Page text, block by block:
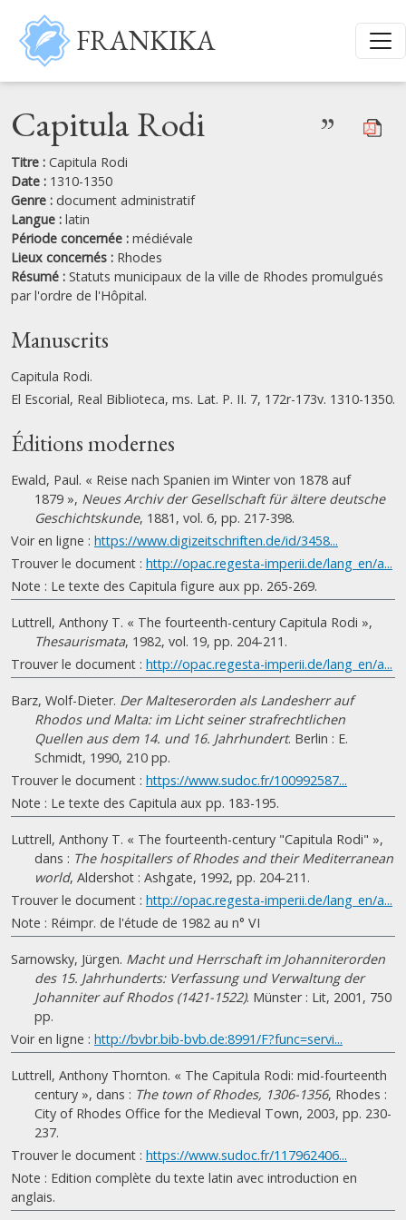
Aller au contenu principal
FRANKIKA
Capitula Rodi ”
Titre : Capitula Rodi
Date : 1310-1350
Genre : document administratif
Langue : latin
Période concernée : médiévale
Lieux concernés : Rhodes
Résumé : Statuts municipaux de la ville de Rhodes promulgués
par l'ordre de l'Hôpital.
Manuscrits
Capitula Rodi.
El Escorial, Real Biblioteca, ms. Lat. P. II. 7, 172r-173v. 1310-1350.
Éditions modernes
Ewald, Paul. « Reise nach Spanien im Winter von 1878 auf
1879 », Neues Archiv der Gesellschaft für ältere deutsche
Geschichtskunde, 1881, vol. 6, pp. 217-398.
Voir en ligne : https://www.digizeitschriften.de/id/3458...
Trouver le document : http://opac.regesta-imperii.de/lang_en/a...
Note : Le texte des Capitula figure aux pp. 265-269.
Luttrell, Anthony T. « The fourteenth-century Capitula Rodi »,
Thesaurismata, 1982, vol. 19, pp. 204-211.
Trouver le document : http://opac.regesta-imperii.de/lang_en/a...
Barz, Wolf-Dieter. Der Malteserorden als Landesherr auf
Rhodos und Malta: im Licht seiner strafrechtlichen
Quellen aus dem 14. und 16. Jahrhundert. Berlin : E.
Schmidt, 1990, 210 pp.
Trouver le document : https://www.sudoc.fr/100992587...
Note : Le texte des Capitula aux pp. 183-195.
Luttrell, Anthony T. « The fourteenth-century "Capitula Rodi" »,
dans : The hospitallers of Rhodes and their Mediterranean
world, Aldershot : Ashgate, 1992, pp. 204-211.
Trouver le document : http://opac.regesta-imperii.de/lang_en/a...
Note : Réimpr. de l'étude de 1982 au n° VI
Sarnowsky, Jürgen. Macht und Herrschaft im Johanniterorden
des 15. Jahrhunderts: Verfassung und Verwaltung der
Johanniter auf Rhodos (1421-1522). Münster : Lit, 2001, 750
pp.
Voir en ligne : http://bvbr.bib-bvb.de:8991/F?func=servi...
Luttrell, Anthony Thornton. « The Capitula Rodi: mid-fourteenth
century », dans : The town of Rhodes, 1306-1356, Rhodes :
City of Rhodes Office for the Medieval Town, 2003, pp. 230-
237.
Trouver le document : https://www.sudoc.fr/117962406...
Note : Edition complète du texte latin avec introduction en
anglais.